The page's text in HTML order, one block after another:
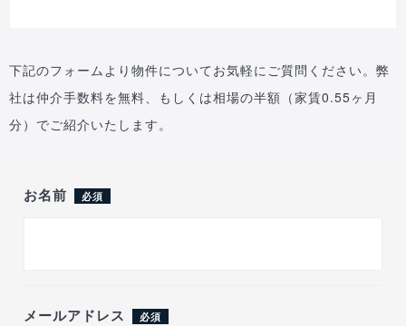
下記のフォームより物件についてお気軽にご質問ください。弊
社は仲介手数料を無料、もしくは相場の半額（家賃0.55ヶ月
分）でご紹介いたします。
お名前 必須
メールアドレス 必須